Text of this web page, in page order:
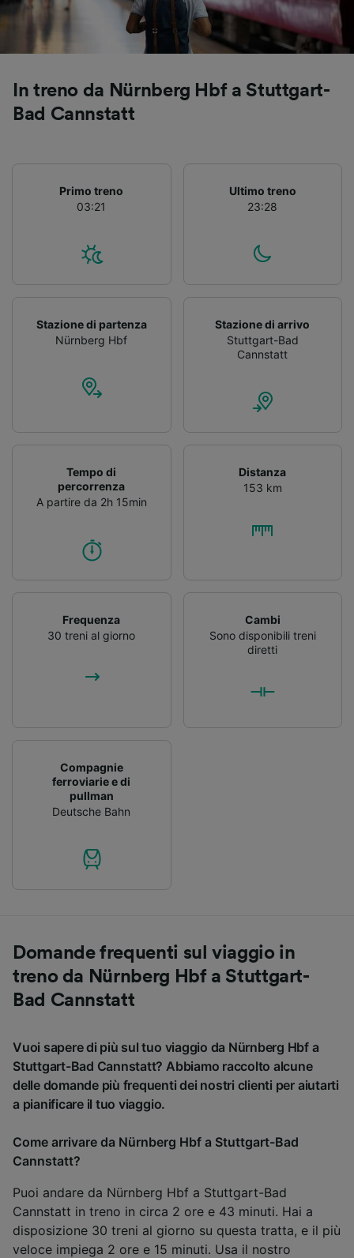
In treno da Nürnberg Hbf a Stuttgart-
Bad Cannstatt
Primo treno
03:21
Ultimo treno
23:28
Stazione di partenza
Nürnberg Hbf
Stazione di arrivo
Stuttgart-Bad
Cannstatt
Tempo di
percorrenza
A partire da 2h 15min
Distanza
153 km
Frequenza
30 treni al giorno
Cambi
Sono disponibili treni
diretti
Compagnie
ferroviarie e di
pullman
Deutsche Bahn
Domande frequenti sul viaggio in
treno da Nürnberg Hbf a Stuttgart-
Bad Cannstatt
Vuoi sapere di più sul tuo viaggio da Nürnberg Hbf a
Stuttgart-Bad Cannstatt? Abbiamo raccolto alcune
delle domande più frequenti dei nostri clienti per aiutarti
a pianificare il tuo viaggio.
Come arrivare da Nürnberg Hbf a Stuttgart-Bad
Cannstatt?
Puoi andare da Nürnberg Hbf a Stuttgart-Bad
Cannstatt in treno in circa 2 ore e 43 minuti. Hai a
disposizione 30 treni al giorno su questa tratta, e il più
veloce impiega 2 ore e 15 minuti. Usa il nostro
Utilizzare dati di geolocalizzazione precisi.
Scansione attiva delle caratteristiche del
dispositivo ai fini dell’identificazione.
personalizzati, misurazione delle prestazioni
dei contenuti e degli annunci, ricerche sul
pubblico, sviluppo di servizi.